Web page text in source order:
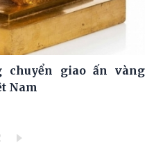
chuyển giao ấn vàng
Nam
hiện thời